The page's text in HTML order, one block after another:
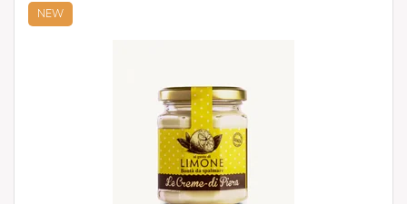
NEW